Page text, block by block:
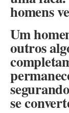
homens
Um
outros
se